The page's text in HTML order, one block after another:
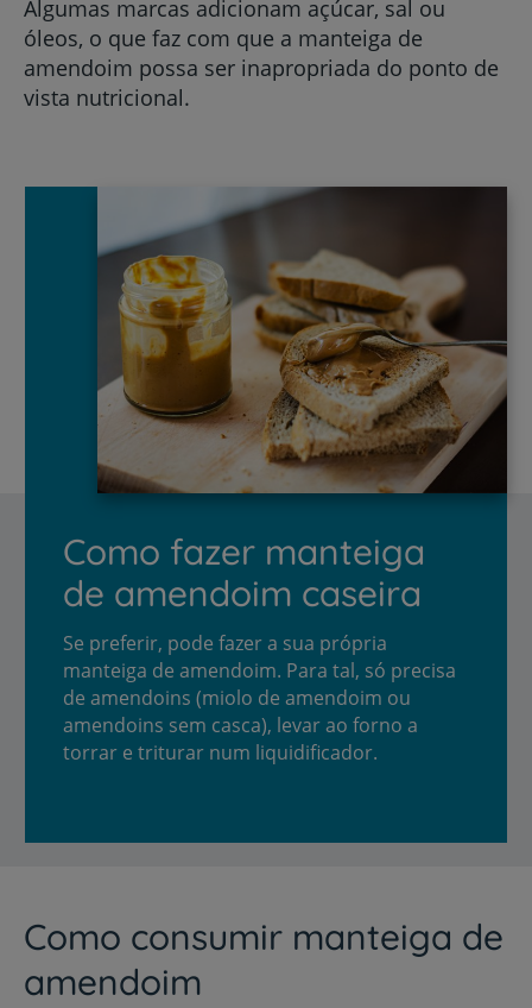
Algumas marcas adicionam açúcar, sal ou
óleos, o que faz com que a manteiga de
amendoim possa ser inapropriada do ponto de
vista nutricional.
Como fazer manteiga
de amendoim caseira
Se preferir, pode fazer a sua própria
manteiga de amendoim. Para tal, só precisa
de amendoins (miolo de amendoim ou
amendoins sem casca), levar ao forno a
torrar e triturar num liquidificador.
Como consumir manteiga de
amendoim